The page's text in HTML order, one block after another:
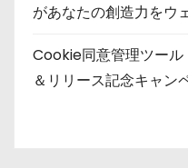
があなたの創造力をウ
Cookie同意管理ツール
＆リリース記念キャン